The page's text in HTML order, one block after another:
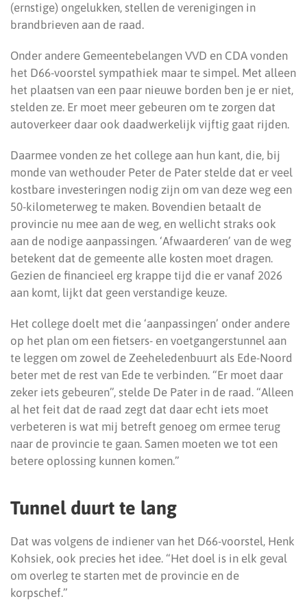
(ernstige) ongelukken, stellen de verenigingen in
brandbrieven aan de raad.
Onder andere Gemeentebelangen VVD en CDA vonden
het D66-voorstel sympathiek maar te simpel. Met alleen
het plaatsen van een paar nieuwe borden ben je er niet,
stelden ze. Er moet meer gebeuren om te zorgen dat
autoverkeer daar ook daadwerkelijk vijftig gaat rijden.
Daarmee vonden ze het college aan hun kant, die, bij
monde van wethouder Peter de Pater stelde dat er veel
kostbare investeringen nodig zijn om van deze weg een
50-kilometerweg te maken. Bovendien betaalt de
provincie nu mee aan de weg, en wellicht straks ook
aan de nodige aanpassingen. ‘Afwaarderen’ van de weg
betekent dat de gemeente alle kosten moet dragen.
Gezien de financieel erg krappe tijd die er vanaf 2026
aan komt, lijkt dat geen verstandige keuze.
Het college doelt met die ‘aanpassingen’ onder andere
op het plan om een fietsers- en voetgangerstunnel aan
te leggen om zowel de Zeeheledenbuurt als Ede-Noord
beter met de rest van Ede te verbinden. “Er moet daar
zeker iets gebeuren”, stelde De Pater in de raad. “Alleen
al het feit dat de raad zegt dat daar echt iets moet
verbeteren is wat mij betreft genoeg om ermee terug
naar de provincie te gaan. Samen moeten we tot een
betere oplossing kunnen komen.”
Tunnel duurt te lang
Dat was volgens de indiener van het D66-voorstel, Henk
Kohsiek, ook precies het idee. “Het doel is in elk geval
om overleg te starten met de provincie en de
korpschef.”